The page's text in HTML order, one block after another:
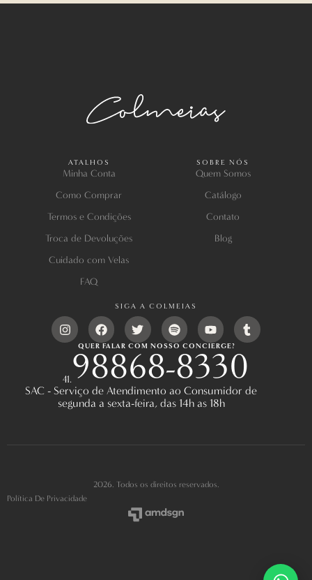
SOBRE NÓS
Quem Somos
Catálogo
Contato
Blog
ATALHOS
Minha Conta
Como Comprar
Termos e Condições
Troca de Devoluções
Cuidado com Velas
FAQ
QUER FALAR COM NOSSO CONCIERGE?
41.98868-8330
SAC - Serviço de Atendimento ao Consumidor de
segunda a sexta-feira, das 14h as 18h
SIGA A COLMEIAS
2026. Todos os direitos reservados.
Política De Privacidade